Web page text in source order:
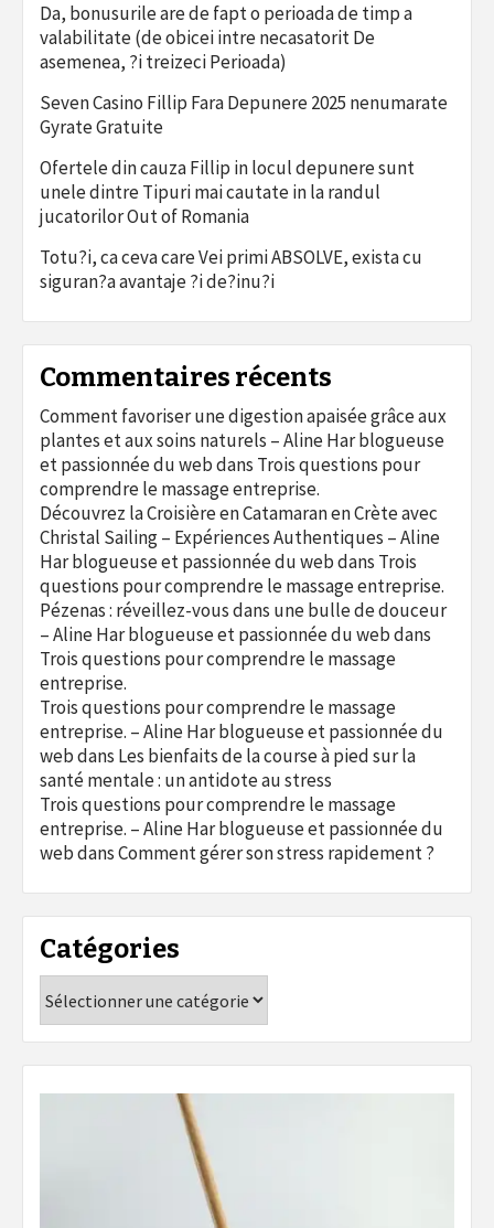
Da, bonusurile are de fapt o perioada de timp a
valabilitate (de obicei intre necasatorit De
asemenea, ?i treizeci Perioada)
Seven Casino Fillip Fara Depunere 2025 nenumarate
Gyrate Gratuite
Ofertele din cauza Fillip in locul depunere sunt
unele dintre Tipuri mai cautate in la randul
jucatorilor Out of Romania
Totu?i, ca ceva care Vei primi ABSOLVE, exista cu
siguran?a avantaje ?i de?inu?i
Commentaires récents
Comment favoriser une digestion apaisée grâce aux
plantes et aux soins naturels – Aline Har blogueuse
et passionnée du webdans Trois questions pour
comprendre le massage entreprise.
Découvrez la Croisière en Catamaran en Crète avec
Christal Sailing – Expériences Authentiques – Aline
Har blogueuse et passionnée du webdans Trois
questions pour comprendre le massage entreprise.
Pézenas : réveillez-vous dans une bulle de douceur
– Aline Har blogueuse et passionnée du webdans
Trois questions pour comprendre le massage
entreprise.
Trois questions pour comprendre le massage
entreprise. – Aline Har blogueuse et passionnée du
webdans Les bienfaits de la course à pied sur la
santé mentale : un antidote au stress
Trois questions pour comprendre le massage
entreprise. – Aline Har blogueuse et passionnée du
webdansComment gérer son stress rapidement ?
Catégories